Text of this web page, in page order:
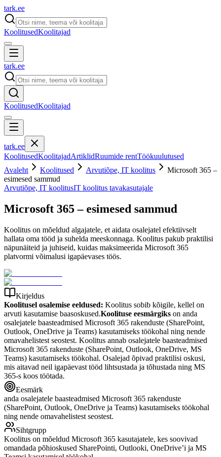
tark.ee
KoolitusedKoolitajad
tark.ee
KoolitusedKoolitajad
tark.ee
KoolitusedKoolitajadArtiklidRuumide rentTöökuulutused
Avaleht
Koolitused Arvutiõpe, IT koolitus
Microsoft 365 –
esimesed sammud
Arvutiõpe, IT koolitusIT koolitus tavakasutajale
Microsoft 365 – esimesed sammud
Koolitus on mõeldud algajatele, et aidata osalejatel efektiivselt
hallata oma tööd ja suhelda meeskonnaga. Koolitus pakub praktilisi
näpunäiteid ja juhiseid, kuidas maksimeerida Microsoft 365
platvormi võimalusi igapäevases töös.
Kirjeldus
Koolitusel osalemise eeldused: Koolitus sobib kõigile, kellel on
arvuti kasutamise baasoskused.Koolituse eesmärgiks on anda
osalejatele baasteadmised Microsoft 365 rakenduste (SharePoint,
Outlook, OneDrive ja Teams) kasutamiseks töökohal ning nende
omavahelistest seostest. Koolitus annab osalejatele baasteadmised
Microsoft 365 rakenduste (SharePoint, Outlook, OneDrive, MS
Teams) kasutamiseks töökohal. Osalejad õpivad praktilisi oskusi,
mis aitavad neil igapäevast tööd lihtsustada ja tõhustada ning MS
365-s koos töötada.
Eesmärk
anda osalejatele baasteadmised Microsoft 365 rakenduste
(SharePoint, Outlook, OneDrive ja Teams) kasutamiseks töökohal
ning nende omavahelistest seostest.
Sihtgrupp
Koolitus on mõeldud Microsoft 365 kasutajatele, kes soovivad
omandada põhioskused SharePointi, Outlooki, OneDrive’i ja MS